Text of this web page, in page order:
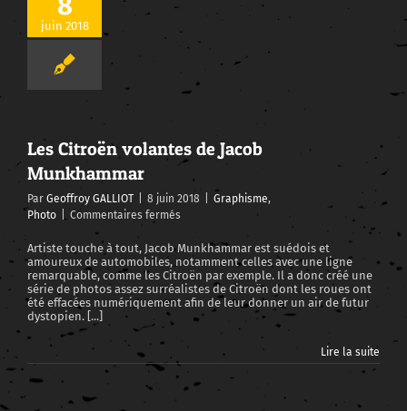
juin 2018
Les Citroën volantes de Jacob
Munkhammar
Par Geoffroy GALLIOT 8 juin 2018 Graphisme,
Photo
Commentaires fermés
Citroën
volantes
de
Jacob
Munkhammar
Artiste touche à tout, Jacob Munkhammar est suédois et
amoureux de automobiles, notamment celles avec une ligne
remarquable, comme les Citroën par exemple. Il a donc créé une
série de photos assez surréalistes de Citroën dont les roues ont
été effacées numériquement afin de leur donner un air de futur
dystopien. [...]
Lire la suite